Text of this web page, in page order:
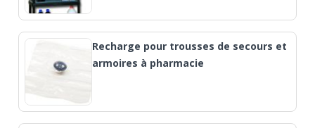
Recharge pour trousses de secours et
armoires à pharmacie